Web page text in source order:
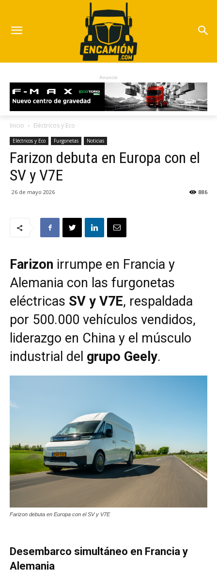
Anuncio
Inicio Eléctricos y Eco
Eléctricos y Eco Furgonetas Noticias
Farizon debuta en Europa con el
SV y V7E
26 de mayo 2026 886
Farizon irrumpe en Francia y
Alemania con las furgonetas
eléctricas SV y V7E, respaldada
por 500.000 vehículos vendidos,
liderazgo en China y el músculo
industrial del grupo Geely.
Farizon debuta en Europa con el SV y V7E
Desembarco simultáneo en Francia y
Alemania